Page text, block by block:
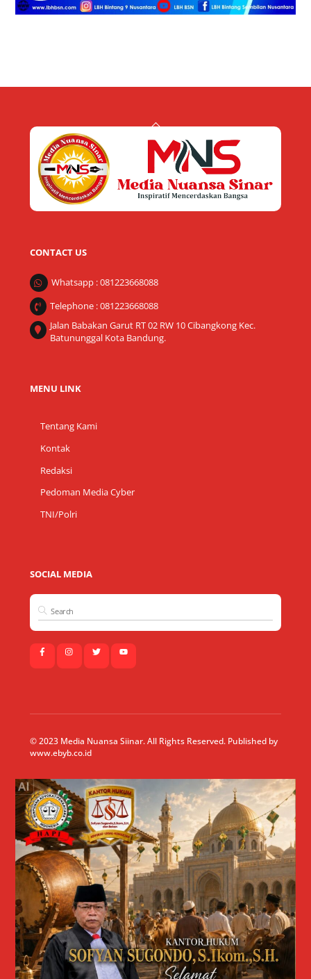
Back
Top
CONTACT US
Whatsapp : 081223668088
Telephone : 081223668088
Jalan Babakan Garut RT 02 RW 10 Cibangkong Kec.
Batununggal Kota Bandung.
MENU LINK
Tentang Kami
Kontak
Redaksi
Pedoman Media Cyber
TNI/Polri
SOCIAL MEDIA
© 2023 Media Nuansa Siinar. All Rights Reserved. Published by
www.ebyb.co.id